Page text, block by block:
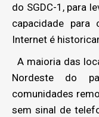
do SGDC-1, para
capacidade ​​para
Internet é
A maioria das
Nordeste do
comunidades
sem sinal de